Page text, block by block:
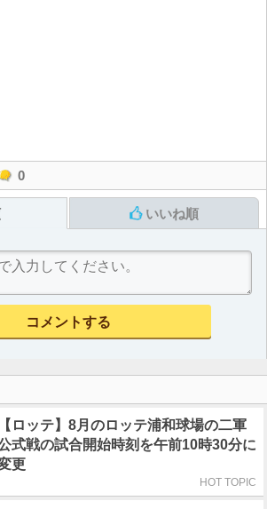
0
いいね順
【ロッテ】8月のロッテ浦和球場の二軍
式戦の試合開始時刻を午前10時30分に
更
HOT TOPIC